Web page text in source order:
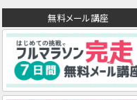
無料メール講座